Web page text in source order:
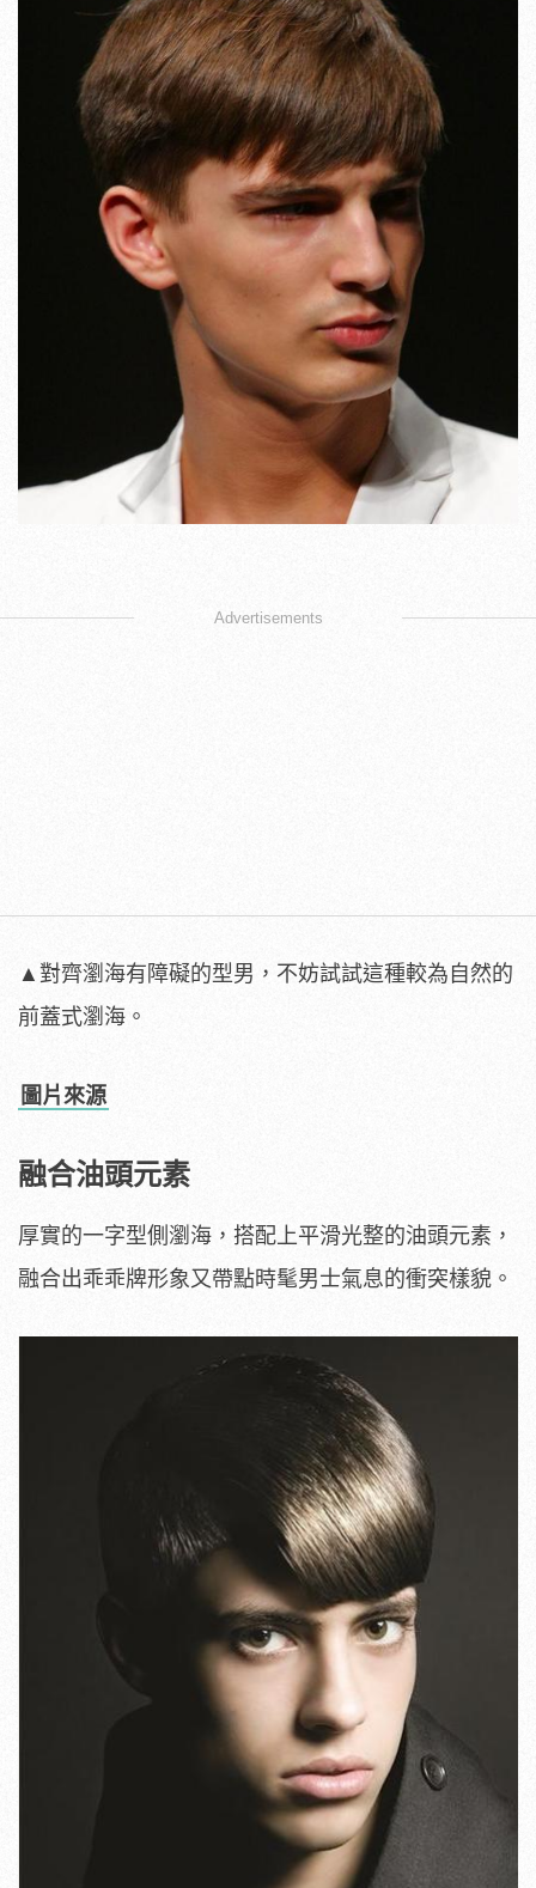
Advertisements
▲對齊瀏海有障礙的型男，不妨試試這種較為自然的
前蓋式瀏海。
圖片來源
融合油頭元素
厚實的一字型側瀏海，搭配上平滑光整的油頭元素，
融合出乖乖牌形象又帶點時髦男士氣息的衝突樣貌。